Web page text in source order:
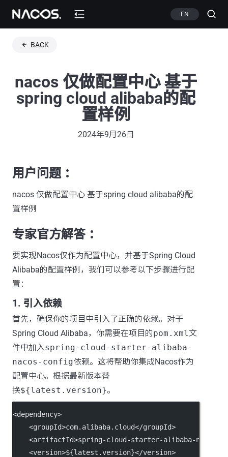
EN
BACK
nacos 仅做配置中心 基于
spring cloud alibaba的配
置样例
2024年9月26日
用户问题 ：
nacos 仅做配置中心 基于spring cloud alibaba的配
置样例
专家官方解答 ：
要实现Nacos仅作为配置中心，并基于Spring Cloud
Alibaba的配置样例，我们可以参考以下步骤进行配
置：
1. 引入依赖
首先，确保你的项目中引入了正确的依赖。对于
Spring Cloud Alibaba，你需要在项目的pom.xml文
件中加入spring-cloud-starter-alibaba-
nacos-config依赖。这将帮助你集成Nacos作为
配置中心。根据最新版本替
换${latest.version}。
<dependency>
    <
groupId>com.alibaba.cloud</groupId>
    <
artifactId>spring-cloud-starter-alibaba-nacos-
    <
version>${latest.version}</version>